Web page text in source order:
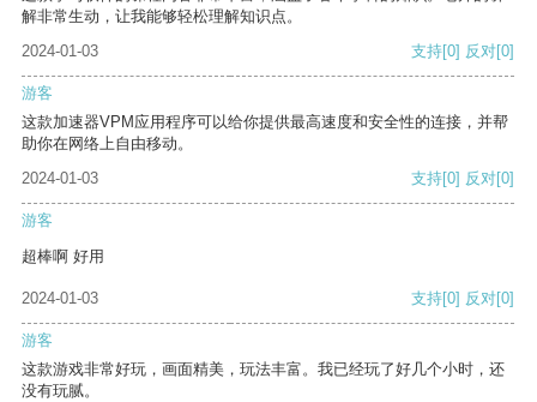
解非常生动，让我能够轻松理解知识点。
2024-01-03
支持[0] 反对[0]
游客
这款加速器VPM应用程序可以给你提供最高速度和安全性的连接，并帮
助你在网络上自由移动。
2024-01-03
支持[0] 反对[0]
游客
超棒啊 好用
2024-01-03 支持[0] 反对[0]
游客
这款游戏非常好玩，画面精美，玩法丰富。我已经玩了好几个小时，还
没有玩腻。